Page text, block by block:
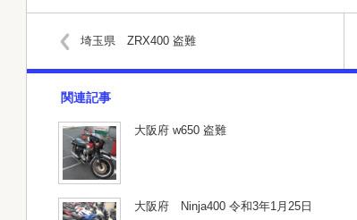
埼玉県 ZRX400 盗難
関連記事
大阪府 w650 盗難
大阪府 Ninja400 令和3年1月25日